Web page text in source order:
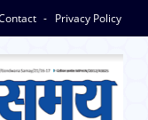
Privacy Policy